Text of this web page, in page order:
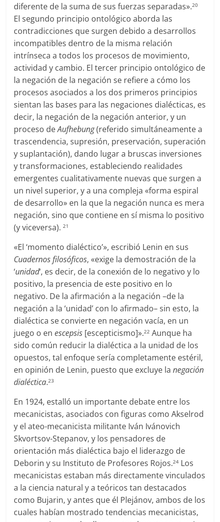
diferente de la suma de sus fuerzas separadas».20
El segundo principio ontológico aborda las
contradicciones que surgen debido a desarrollos
incompatibles dentro de la misma relación
intrínseca a todos los procesos de movimiento,
actividad y cambio. El tercer principio ontológico de
la negación de la negación se refiere a cómo los
procesos asociados a los dos primeros principios
sientan las bases para las negaciones dialécticas, es
decir, la negación de la negación anterior, y un
proceso deAufhebung(referido simultáneamente a
trascendencia, supresión, preservación, superación
y suplantación), dando lugar a bruscas inversiones
y transformaciones, estableciendo realidades
emergentes cualitativamente nuevas que surgen a
un nivel superior, y a una compleja «forma espiral
de desarrollo» en la que la negación nunca es mera
negación, sino que contiene en sí misma lo positivo
(y viceversa).21
«El ‘momento dialéctico’», escribió Lenin en sus
Cuadernos filosóficos, «exige la demostración de la
‘unidad‘, es decir, de la conexión de lo negativo y lo
positivo, la presencia de este positivo en lo
negativo. De la afirmación a la negación –de la
negación a la ‘unidad’ con lo afirmado– sin esto, la
dialéctica se convierte en negación vacía, en un
juego o enescepsis [escepticismo]».22 Aunque ha
sido común reducir la dialéctica a la unidad de los
opuestos, tal enfoque sería completamente estéril,
en opinión de Lenin, puesto que excluye lanegación
dialéctica.23
En 1924, estalló un importante debate entre los
mecanicistas, asociados con figuras como Akselrod
y el ateo-mecanicista militante Iván Ivánovich
Skvortsov-Stepanov, y los pensadores de
orientación más dialéctica bajo el liderazgo de
Deborin y su Instituto de Profesores Rojos.24 Los
mecanicistas estaban más directamente vinculados
a la ciencia natural y a teóricos tan destacados
como Bujarin, y antes que él Plejánov, ambos de los
cuales habían mostrado tendencias mecanicistas,